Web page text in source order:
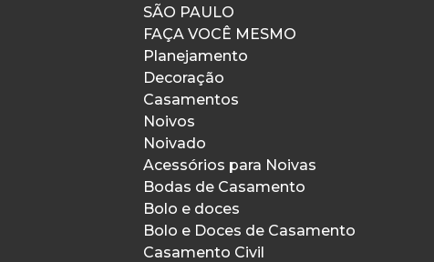
SÃO PAULO
FAÇA VOCÊ MESMO
Planejamento
Decoração
Casamentos
Noivos
Noivado
Acessórios para Noivas
Bodas de Casamento
Bolo e doces
Bolo e Doces de Casamento
Casamento Civil